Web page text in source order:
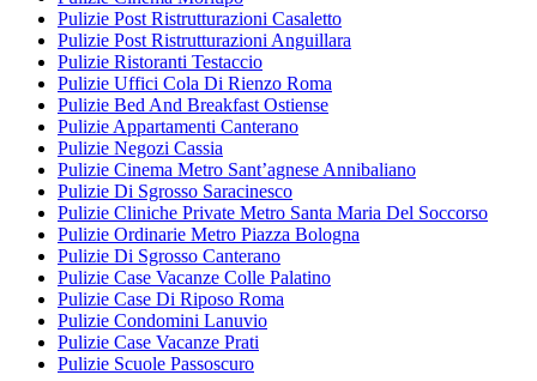
Pulizie Post Ristrutturazioni Casaletto
Pulizie Post Ristrutturazioni Anguillara
Pulizie Ristoranti Testaccio
Pulizie Uffici Cola Di Rienzo Roma
Pulizie Bed And Breakfast Ostiense
Pulizie Appartamenti Canterano
Pulizie Negozi Cassia
Pulizie Cinema Metro Sant’agnese Annibaliano
Pulizie Di Sgrosso Saracinesco
Pulizie Cliniche Private Metro Santa Maria Del Soccorso
Pulizie Ordinarie Metro Piazza Bologna
Pulizie Di Sgrosso Canterano
Pulizie Case Vacanze Colle Palatino
Pulizie Case Di Riposo Roma
Pulizie Condomini Lanuvio
Pulizie Case Vacanze Prati
Pulizie Scuole Passoscuro